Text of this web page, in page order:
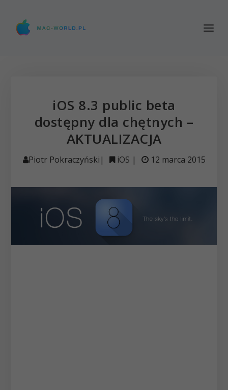
iOS 8.3 public beta
dostępny dla chętnych –
AKTUALIZACJA
Piotr Pokraczyński | iOS | 12 marca 2015